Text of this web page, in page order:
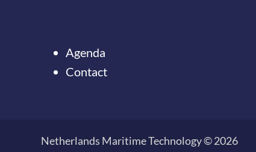
Agenda
Contact
Netherlands Maritime Technology © 2026